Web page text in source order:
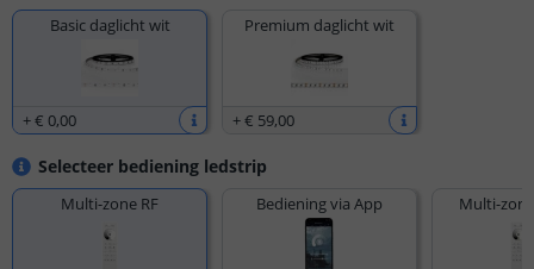
Basic daglicht wit
+€ 0,00
Premium daglicht wit
+€ 59,00
Selecteer bediening ledstrip
Multi-zone RF Bediening via App Multi-